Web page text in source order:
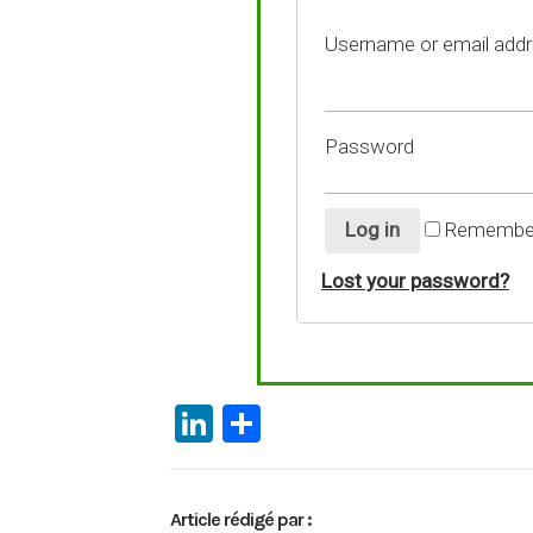
Username or email
Password
Log in
Lost your password?
Li
n
ke
ar
ta
Article rédigé par :